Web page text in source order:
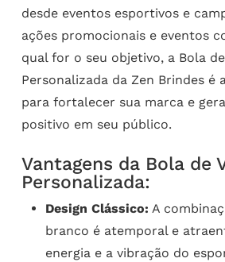
desde eventos esportivos e
ações promocionais e eventos
qual for o seu objetivo, a Bola
Personalizada da Zen Brindes é
para fortalecer sua marca e
positivo em seu público.
Vantagens da Bola de
Personalizada:
Design Clássico: A
branco é atemporal e
energia e a vibração do